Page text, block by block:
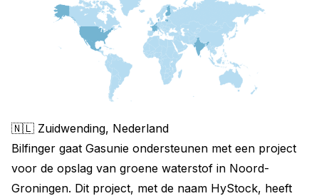
🇳🇱 Zuidwending, Nederland
Bilfinger gaat Gasunie ondersteunen met een project
voor de opslag van groene waterstof in Noord-
Groningen. Dit project, met de naam HyStock, heeft